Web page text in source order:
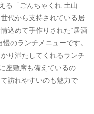
る「ごんちゃくれ 土山
代から支持されている居
込めて手作りされた“居酒
のランチメニューです。
り満たしてくれるランチ
座敷席も備えているの
訪れやすいのも魅力で